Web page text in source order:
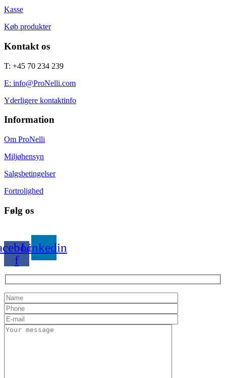
Kasse
Køb produkter
Kontakt os
T: +45 70 234 239
E: info@ProNelli.com
Yderligere kontaktinfo
Information
Om ProNelli
Miljøhensyn
Salgsbetingelser
Fortrolighed
Følg os
f
Linkedin